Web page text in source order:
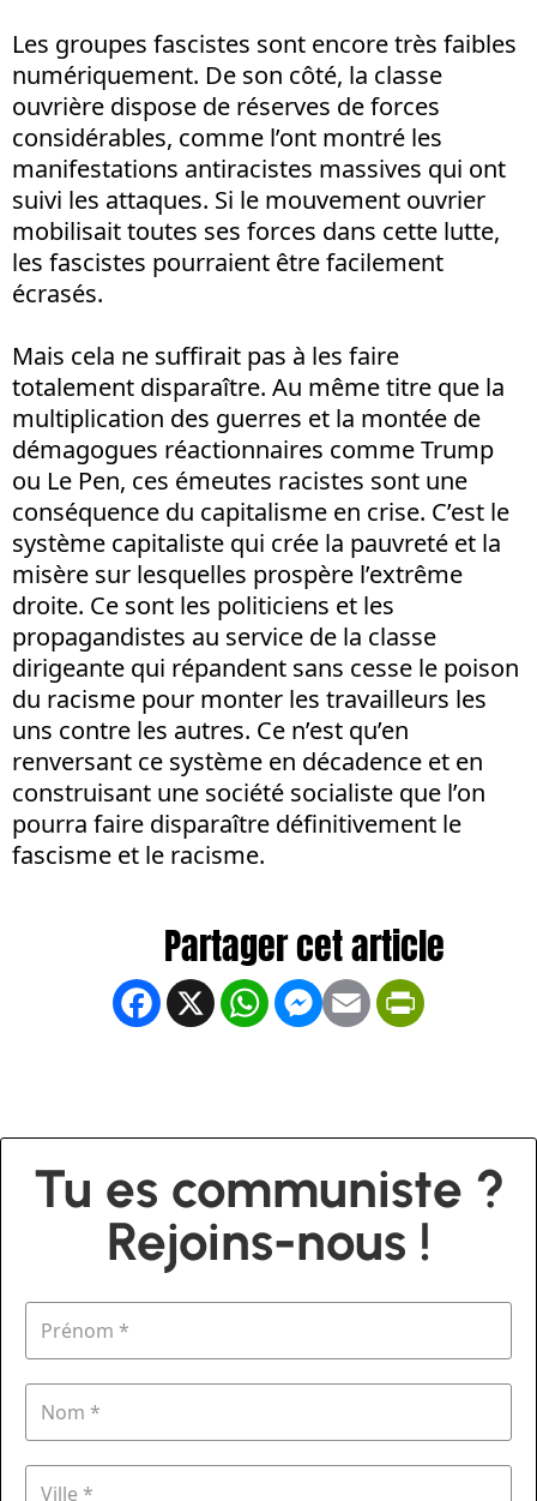
Les groupes fascistes sont encore très faibles
numériquement. De son côté, la classe
ouvrière dispose de réserves de forces
considérables, comme l’ont montré les
manifestations antiracistes massives qui ont
suivi les attaques. Si le mouvement ouvrier
mobilisait toutes ses forces dans cette lutte,
les fascistes pourraient être facilement
écrasés.
Mais cela ne suffirait pas à les faire
totalement disparaître. Au même titre que la
multiplication des guerres et la montée de
démagogues réactionnaires comme Trump
ou Le Pen, ces émeutes racistes sont une
conséquence du capitalisme en crise. C’est le
système capitaliste qui crée la pauvreté et la
misère sur lesquelles prospère l’extrême
droite. Ce sont les politiciens et les
propagandistes au service de la classe
dirigeante qui répandent sans cesse le poison
du racisme pour monter les travailleurs les
uns contre les autres. Ce n’est qu’en
renversant ce système en décadence et en
construisant une société socialiste que l’on
pourra faire disparaître définitivement le
fascisme et le racisme.
Facebook
X WhatsApp
Messenger
Email
Tu es communiste ?
Rejoins-nous !